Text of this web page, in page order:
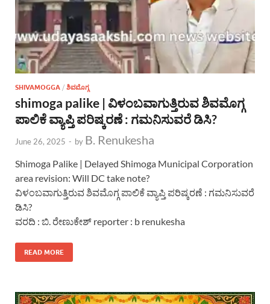
SHIVAMOGGA / ಶಿವಮೊಗ್ಗ
shimoga palike | ವಿಳಂಬವಾಗುತ್ತಿರುವ ಶಿವಮೊಗ್ಗ
ಪಾಲಿಕೆ ವ್ಯಾಪ್ತಿ ಪರಿಷ್ಕರಣೆ : ಗಮನಿಸುವರೆ ಡಿಸಿ?
June 26, 2025 - by B. Renukesha
Shimoga Palike | Delayed Shimoga Municipal Corporation
area revision: Will DC take note?
ವಿಳಂಬವಾಗುತ್ತಿರುವ ಶಿವಮೊಗ್ಗ ಪಾಲಿಕೆ ವ್ಯಾಪ್ತಿ ಪರಿಷ್ಕರಣೆ : ಗಮನಿಸುವರೆ
ಡಿಸಿ?
ವರದಿ : ಬಿ. ರೇಣುಕೇಶ್ reporter : b renukesha
READ MORE